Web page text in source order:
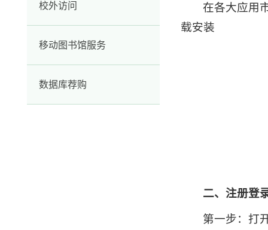
校外访问
移动图书馆服务
数据库荐购
在各大应用
载安装
二、注册登
第一步：打